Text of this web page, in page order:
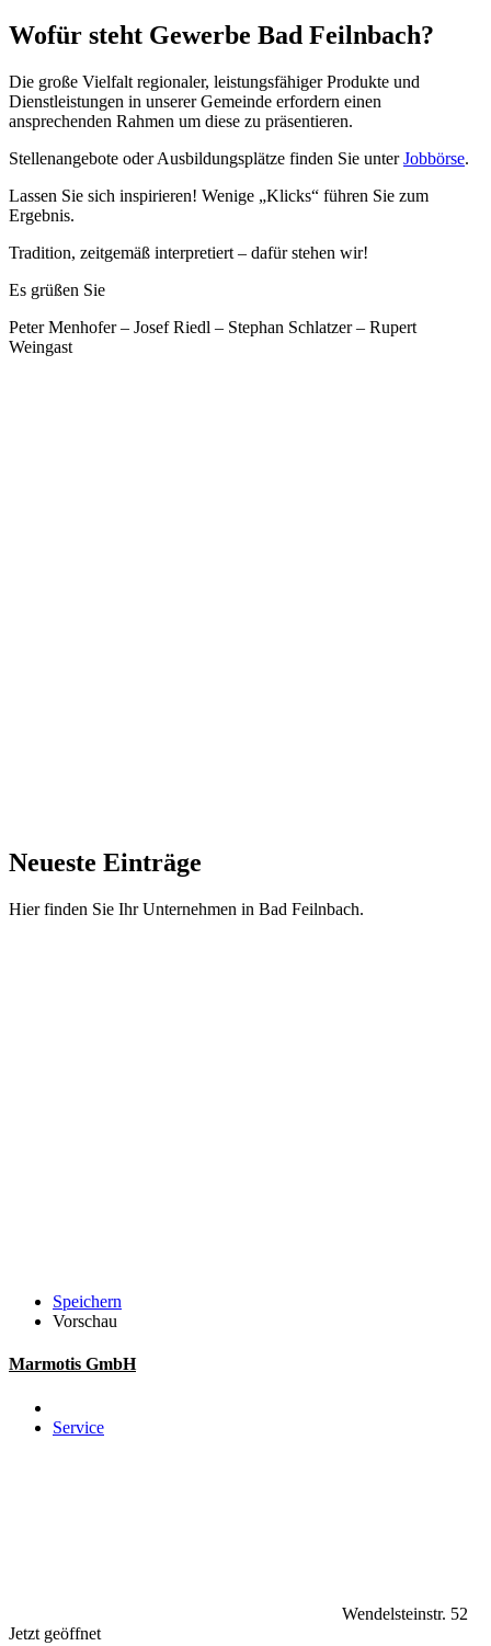
Wofür steht Gewerbe Bad Feilnbach?
Die große Vielfalt regionaler, leistungsfähiger Produkte und
Dienstleistungen in unserer Gemeinde erfordern einen
ansprechenden Rahmen um diese zu präsentieren.
Stellenangebote oder Ausbildungsplätze finden Sie unterJobbörse.
Lassen Sie sich inspirieren! Wenige „Klicks“ führen Sie zum
Ergebnis.
Tradition, zeitgemäß interpretiert – dafür stehen wir!
Es grüßen Sie
Peter Menhofer – Josef Riedl – Stephan Schlatzer – Rupert
Weingast
Neueste Einträge
Hier finden Sie Ihr Unternehmen in Bad Feilnbach.
Speichern
Vorschau
Marmotis GmbH
Service
Wendelsteinstr. 52
Jetzt geöffnet